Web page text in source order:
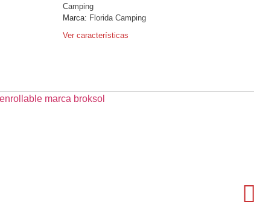
Camping
Marca: Florida Camping
Ver características